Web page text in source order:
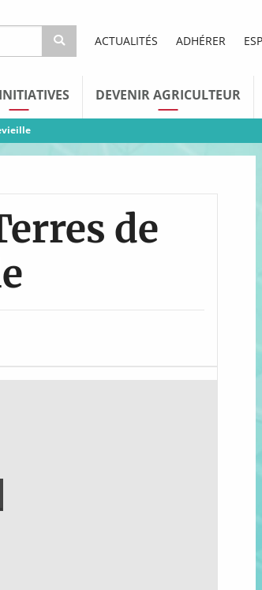
ACTUALITÉS ADHÉRER
DEVENIR AGRICULTEUR
de